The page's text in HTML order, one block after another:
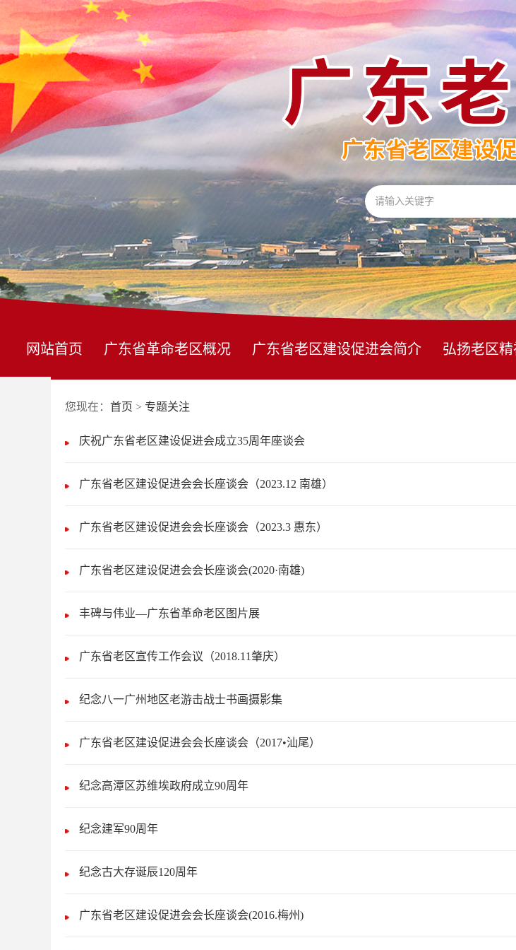
网站首页 广东省革命老区概况 广东省老区建设促进会简介 弘扬老区精
您现在： 首页 > 专题关注
庆祝广东省老区建设促进会成立35周年座谈会
广东省老区建设促进会会长座谈会（2023.12 南雄）
广东省老区建设促进会会长座谈会（2023.3 惠东）
广东省老区建设促进会会长座谈会(2020·南雄)
丰碑与伟业—广东省革命老区图片展
广东省老区宣传工作会议（2018.11肇庆）
纪念八一广州地区老游击战士书画摄影集
广东省老区建设促进会会长座谈会（2017•汕尾）
纪念高潭区苏维埃政府成立90周年
纪念建军90周年
纪念古大存诞辰120周年
广东省老区建设促进会会长座谈会(2016.梅州)